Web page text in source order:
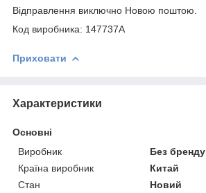
Відправлення виключно Новою поштою.
Код виробника: 147737A
Приховати
Характеристики
Основні
Виробник
Без бренду
Країна виробник
Китай
Стан
Новий